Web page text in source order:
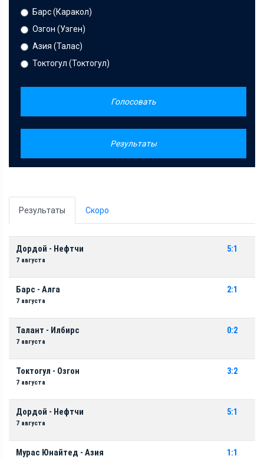
Барс (Каракол)
Озгон (Узген)
Азия (Талас)
Токтогул (Токтогул)
Голосовать
Результаты
Результаты Скоро
Дордой - Нефтчи
7 августа
5:1
Барс - Алга
7 августа
2:1
Талант - Илбирс
7 августа
0:2
Токтогул - Озгон
7 августа
3:2
Дордой - Нефтчи
7 августа
5:1
Мурас Юнайтед - Азия 1:1